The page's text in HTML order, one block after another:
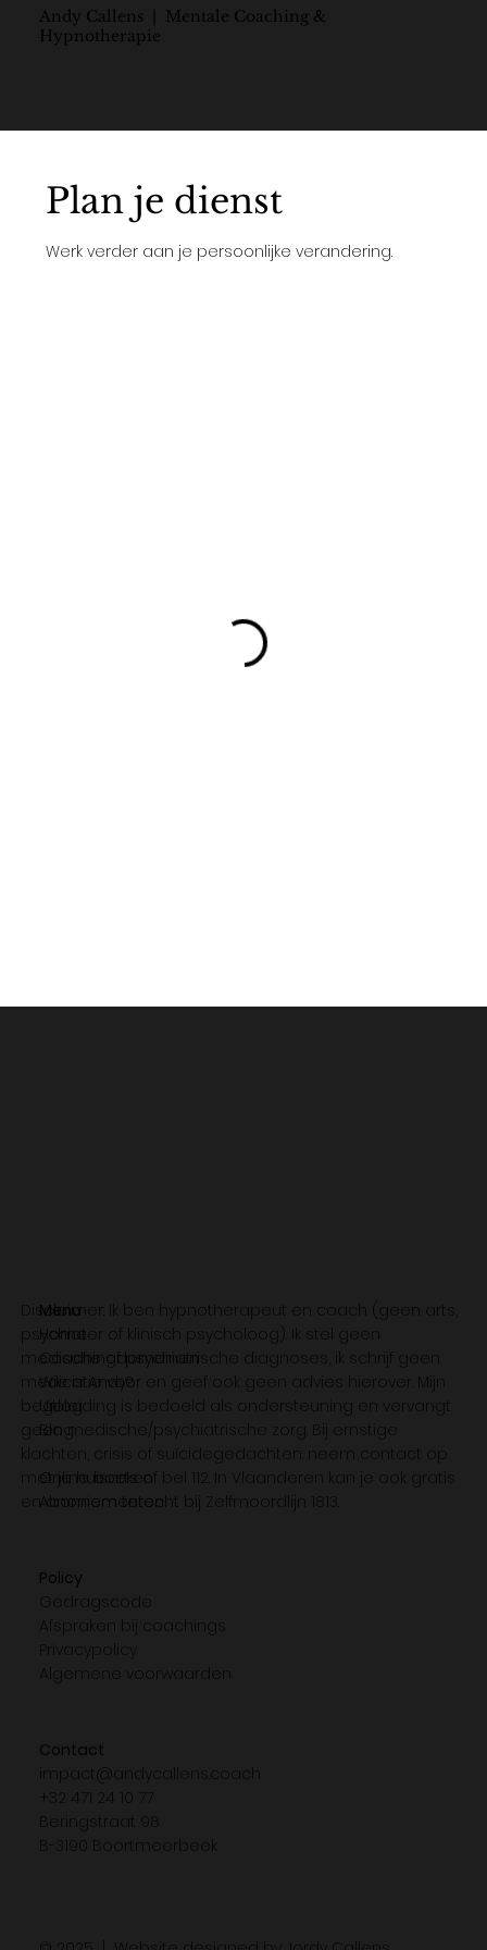
Andy Callens | Mentale Coaching &
Hypnotherapie
Plan je dienst
Werk verder aan je persoonlijke verandering.
Menu
Home
Coachingdomeinen
Wie is Andy?
Uitleg
Blog
Online boeken
Abonnementen
Policy
Gedragscode
Afspraken bij coachings
Privacypolicy
Algemene voorwaarden
Contact
impact@andycallens.coach
+32 471 24 10 77
Beringstraat 98
B-3190 Boortmeerbeek
Disclaimer: Ik ben hypnotherapeut en coach (geen arts,
psychiater of klinisch psycholoog). Ik stel geen
medische of psychiatrische diagnoses, ik schrijf geen
medicatie voor en geef ook geen advies hierover. Mijn
begeleiding is bedoeld als ondersteuning en vervangt
geen medische/psychiatrische zorg. Bij ernstige
klachten, crisis of suïcidegedachten: neem contact op
met je huisarts of bel 112. In Vlaanderen kan je ook gratis
en anoniem terecht bij Zelfmoordlijn 1813.